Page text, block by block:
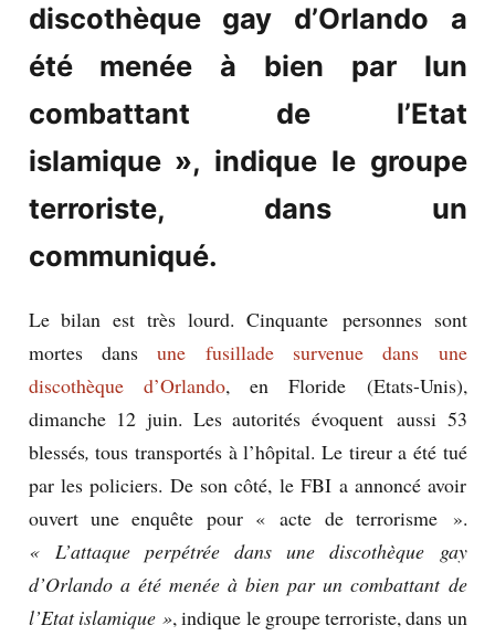
discothèque gay d’Orlando a
été menée à bien par lun
combattant de l’Etat
islamique », indique le groupe
terroriste, dans un
communiqué.
Le bilan est très lourd. Cinquante personnes sont
mortes dansune fusillade survenue dans une
discothèque d’Orlando, en Floride (Etats-Unis),
dimanche 12 juin. Les autorités évoquent aussi 53
blessés,tous transportés à l’hôpital. Le tireur a été tué
par les policiers. De son côté, le FBI a annoncé avoir
ouvert une enquête pour « acte de terrorisme ».
« L’attaque perpétrée dans une discothèque gay
d’Orlando a été menée à bien par un combattant de
l’Etat islamique », indique le groupe terroriste, dans un